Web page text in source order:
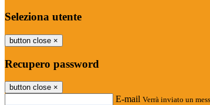
Seleziona utente
button close ×
Recupero password
button close ×
E-mail Verrà inviato un